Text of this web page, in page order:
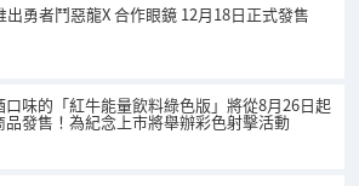
出勇者鬥惡龍X 合作眼鏡 12月18日正式發售
口味的「紅牛能量飲料綠色版」將從8月26日起
品發售！為紀念上市將舉辦彩色射擊活動